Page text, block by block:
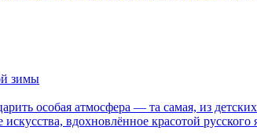
зимы
особая атмосфера — та самая, из
вдохновлённое красотой русского